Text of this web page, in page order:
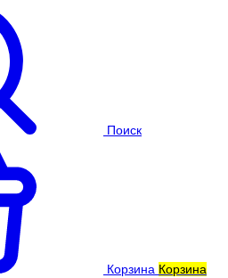
Поиск
Корзина Корзина